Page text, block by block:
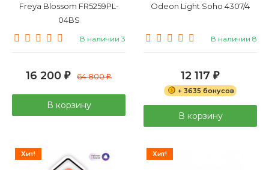
Freya Blossom FR5259PL-
04BS
В наличии 3
16 200 ₽ 64 800₽
В корзину
Odeon Light Soho 4307/4
В наличии 8
12 117 ₽
+ 3635 бонусов
В корзину
Хит! Хит!